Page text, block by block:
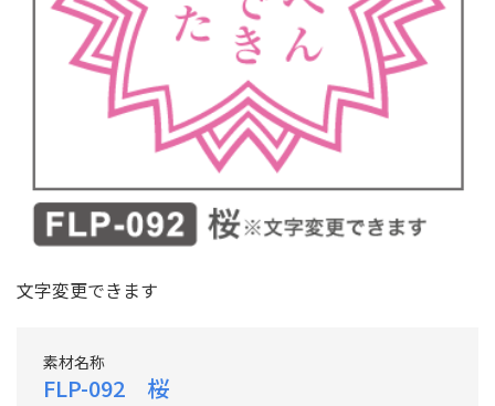
文字変更できます
素材名称
FLP-092 桜